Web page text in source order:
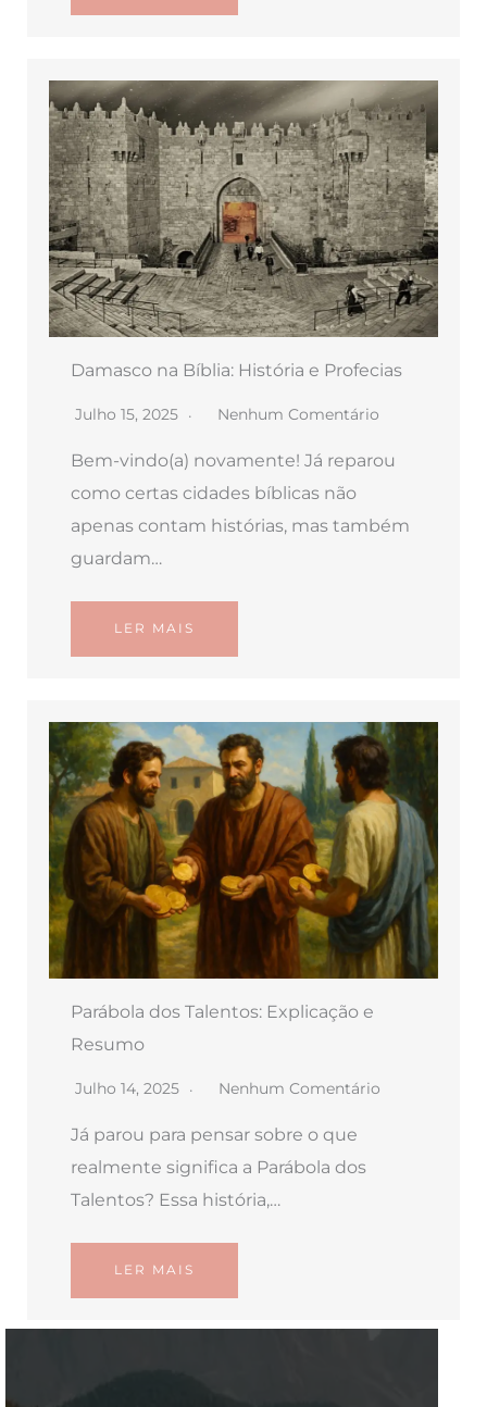
Damasco na Bíblia: História e Profecias
Julho 15, 2025 Nenhum Comentário
Bem-vindo(a) novamente! Já reparou
como certas cidades bíblicas não
apenas contam histórias, mas também
guardam…
LER MAIS
Parábola dos Talentos: Explicação e
Resumo
Julho 14, 2025 Nenhum Comentário
Já parou para pensar sobre o que
realmente significa a Parábola dos
Talentos? Essa história,…
LER MAIS